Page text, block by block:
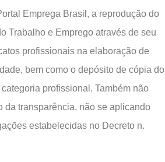
Emprega Brasil, a reprodução do
Trabalho e Emprego através de seu
profissionais na elaboração de
bem como o depósito de cópia do
profissional. Também não
da transparência, não se aplicando
estabelecidas no Decreto n.